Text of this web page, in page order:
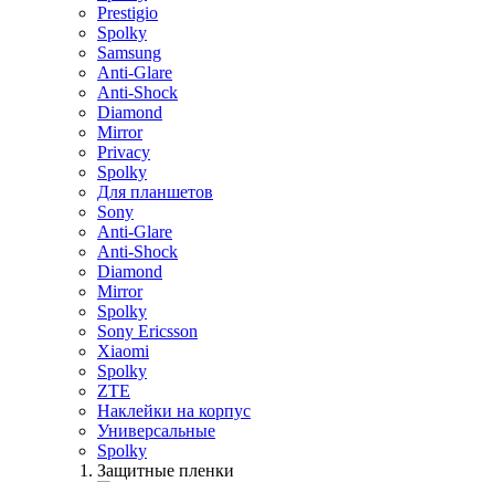
Prestigio
Spolky
Samsung
Anti-Glare
Anti-Shock
Diamond
Mirror
Privacy
Spolky
Для планшетов
Sony
Anti-Glare
Anti-Shock
Diamond
Mirror
Spolky
Sony Ericsson
Xiaomi
Spolky
ZTE
Наклейки на корпус
Универсальные
Spolky
Защитные пленки